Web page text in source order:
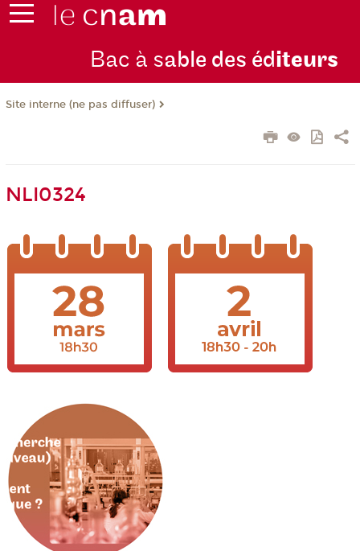
Bac à sable des éditeurs
Site interne (ne pas diffuser)
NLI0324